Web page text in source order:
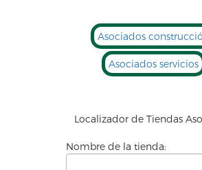
Asociados
Asociados servicios
Localizador deTiendas
Nombre de la tienda: